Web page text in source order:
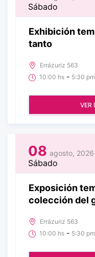
Sábado
Exhibición
tanto
Errázuriz 563
10:00 hs - 5:30 pm
VER
08 agosto, 2026
Sábado
Exposición
colección del
Errázuriz 563
10:00 hs - 5:30 pm